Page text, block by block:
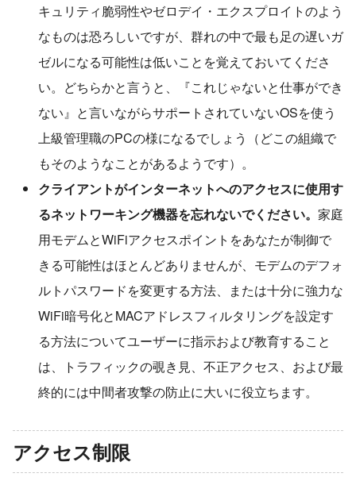
キュリティ脆弱性やゼロデイ・エクスプロイトのよう
なものは恐ろしいですが、群れの中で最も足の遅いガ
ゼルになる可能性は低いことを覚えておいてくださ
い。どちらかと言うと、『これじゃないと仕事ができ
ない』と言いながらサポートされていないOSを使う
上級管理職のPCの様になるでしょう（どこの組織で
もそのようなことがあるようです）。
クライアントがインターネットへのアクセスに使用す
るネットワーキング機器を忘れないでください。 家庭
用モデムとWiFiアクセスポイントをあなたが制御で
きる可能性はほとんどありませんが、モデムのデフォ
ルトパスワードを変更する方法、または十分に強力な
WiFi暗号化とMACアドレスフィルタリングを設定す
る方法についてユーザーに指示および教育すること
は、トラフィックの覗き見、不正アクセス、および最
終的には中間者攻撃の防止に大いに役立ちます。
アクセス制限